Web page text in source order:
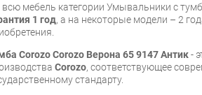
мебель категории Умывальники с
1 год, а на некоторые модели – 2
Corozo Corozo Верона 65 9147 Антик-
Corozo, соответствующее
стандарту.